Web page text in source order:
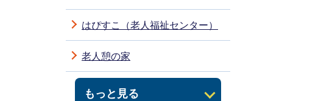
もっと見る
はぴすこ（老人福祉センター）
老人憩の家